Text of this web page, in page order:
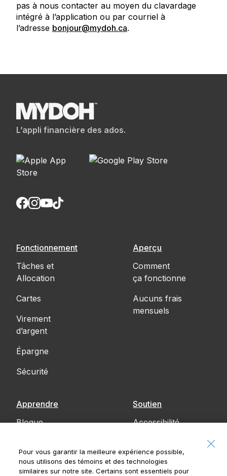
pas à nous contacter au moyen du clavardage
intégré à l’application ou par courriel à
l’adresse bonjour@mydoh.ca.
L’appli financière des ados.
Fonctionnement
Tâches et
Allocation
Cartes
Virement
d’argent
Épargne
Sécurité
Aperçu
Comment
ça fonctionne
Aucuns frais
mensuels
Apprendre
Blogue
Soutien
Accessibilité
avec nous
Pour vous garantir la meilleure expérience possible,
nous utilisons des témoins et des technologies
similaires sur notre site. Certains sont essentiels pour